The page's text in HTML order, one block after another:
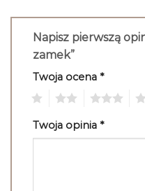
Napisz pierwszą
zamek”
Twoja ocena *
Twoja opinia *